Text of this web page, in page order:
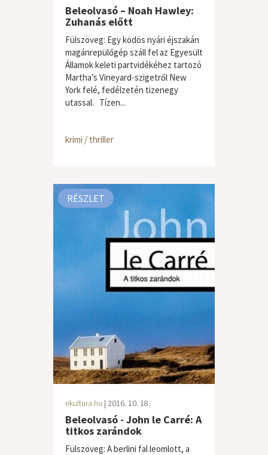
Beleolvasó – Noah Hawley:
Zuhanás előtt
Fülszöveg: Egy ködös nyári éjszakán
magánrepülőgép száll fel az Egyesült
Államok keleti partvidékéhez tartozó
Martha’s Vineyard-szigetről New
York felé, fedélzetén tizenegy
utassal. Tízen...
krimi / thriller
RÉSZLET
ekultura.hu | 2016. 10. 18.
Beleolvasó - John le Carré: A
titkos zarándok
Fülszöveg: A berlini fal leomlott, a